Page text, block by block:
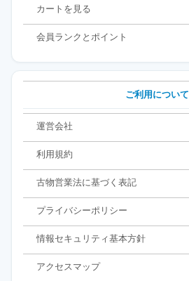
カートを見る
会員ランクとポイント
ご利用について
運営会社
利用規約
古物営業法に基づく表記
プライバシーポリシー
情報セキュリティ基本方針
アクセスマップ